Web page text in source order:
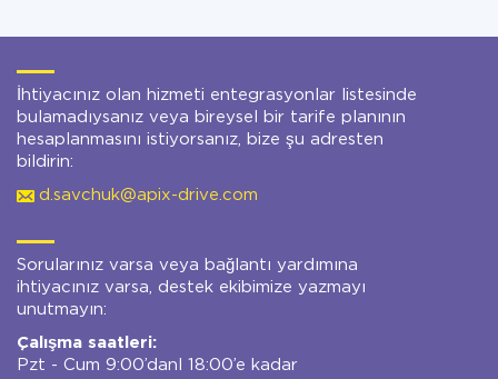
İhtiyacınız olan hizmeti entegrasyonlar listesinde
bulamadıysanız veya bireysel bir tarife planının
hesaplanmasını istiyorsanız, bize şu adresten
bildirin:
d.savchuk@apix-drive.com
Sorularınız varsa veya bağlantı yardımına
ihtiyacınız varsa, destek ekibimize yazmayı
unutmayın:
Çalışma saatleri:
Pzt - Cum 9:00’danl 18:00’e kadar